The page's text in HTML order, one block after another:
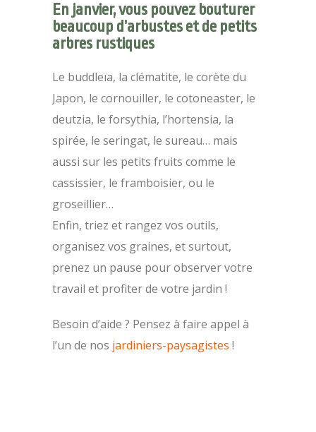
En janvier, vous pouvez bouturer
beaucoup d’arbustes et de petits
arbres rustiques
Le buddleïa, la clématite, le corète du
Japon, le cornouiller, le cotoneaster, le
deutzia, le forsythia, l’hortensia, la
spirée, le seringat, le sureau… mais
aussi sur les petits fruits comme le
cassissier, le framboisier, ou le
groseillier…
Enfin, triez et rangez vos outils,
organisez vos graines, et surtout,
prenez un pause pour observer votre
travail et profiter de votre jardin !
Besoin d’aide ? Pensez à faire appel à
l’un de nos jardiniers-paysagistes !